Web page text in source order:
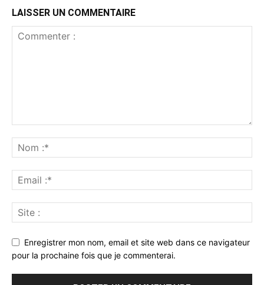
LAISSER UN COMMENTAIRE
Enregistrer mon nom, email et site web dans ce navigateur
pour la prochaine fois que je commenterai.